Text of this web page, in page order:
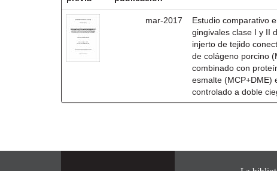
mar-2017
Estudio comparativo
gingivales clase I y II
injerto de tejido
de colágeno porcino
combinado con
esmalte (MCP+DME)
controlado a doble